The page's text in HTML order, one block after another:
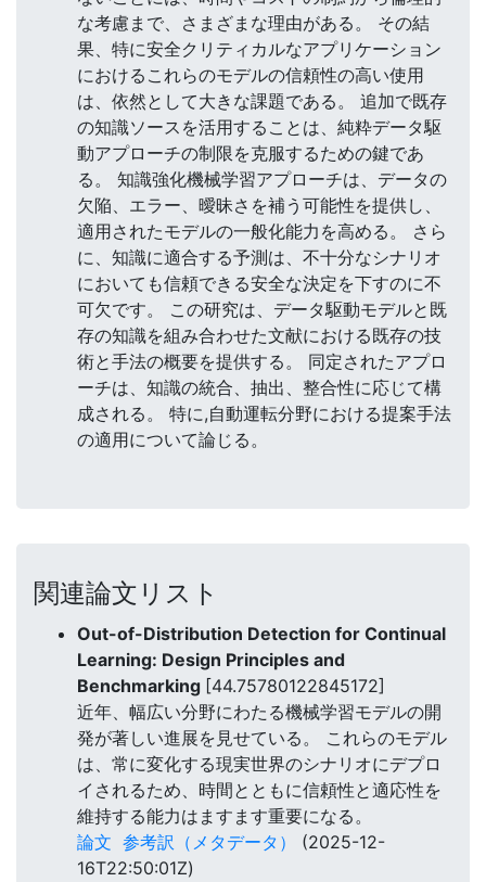
な考慮まで、さまざまな理由がある。 その結
果、特に安全クリティカルなアプリケーション
におけるこれらのモデルの信頼性の高い使用
は、依然として大きな課題である。 追加で既存
の知識ソースを活用することは、純粋データ駆
動アプローチの制限を克服するための鍵であ
る。 知識強化機械学習アプローチは、データの
欠陥、エラー、曖昧さを補う可能性を提供し、
適用されたモデルの一般化能力を高める。 さら
に、知識に適合する予測は、不十分なシナリオ
においても信頼できる安全な決定を下すのに不
可欠です。 この研究は、データ駆動モデルと既
存の知識を組み合わせた文献における既存の技
術と手法の概要を提供する。 同定されたアプロ
ーチは、知識の統合、抽出、整合性に応じて構
成される。 特に,自動運転分野における提案手法
の適用について論じる。
関連論文リスト
Out-of-Distribution Detection for Continual
Learning: Design Principles and
Benchmarking [44.75780122845172]
近年、幅広い分野にわたる機械学習モデルの開
発が著しい進展を見せている。 これらのモデル
は、常に変化する現実世界のシナリオにデプロ
イされるため、時間とともに信頼性と適応性を
維持する能力はますます重要になる。
論文 参考訳（メタデータ）
(2025-12-
16T22:50:01Z)